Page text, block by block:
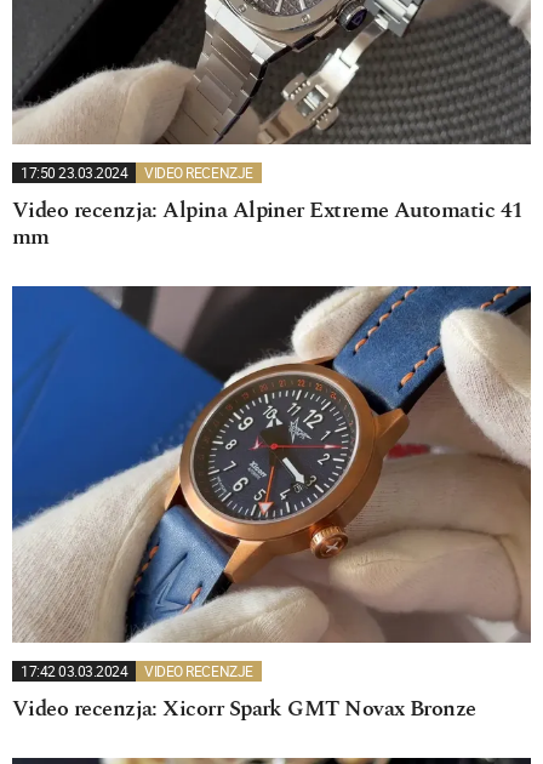
17:50 23.03.2024 VIDEO RECENZJE
Video recenzja: Alpina Alpiner Extreme Automatic 41
mm
17:42 03.03.2024 VIDEO RECENZJE
Video recenzja: Xicorr Spark GMT Novax Bronze